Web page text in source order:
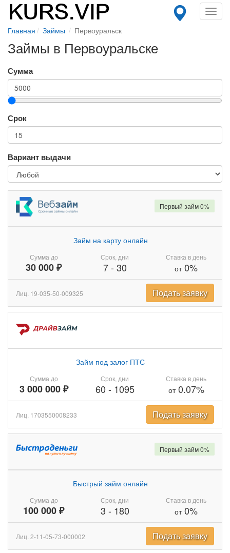
Главная Займы Первоуральск
Займы в Первоуральске
Сумма
Срок
Вариант выдачи
Сумма до
30 000 ₽
Займ на карту онлайн
Срок, дни
7- 30
Ставка в день
от0%
Первый займ 0%
Лиц. 19-035-50-009325 Подать заявку
Сумма до
3 000 000 ₽
Займ под залог ПТС
Срок, дни
60 - 1095
Ставка в день
от0.07%
Лиц. 1703550008233 Подать заявку
Сумма до
100 000 ₽
Быстрый займ онлайн
Срок, дни
3 - 180
Ставка в день
от0%
Первый займ 0%
Лиц. 2-11-05-73-000002 Подать заявку